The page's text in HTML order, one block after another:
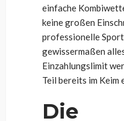
einfache
keine großen
professionelle
gewissermaßen
Einzahlungslimit
Teil bereits im Keim
Die